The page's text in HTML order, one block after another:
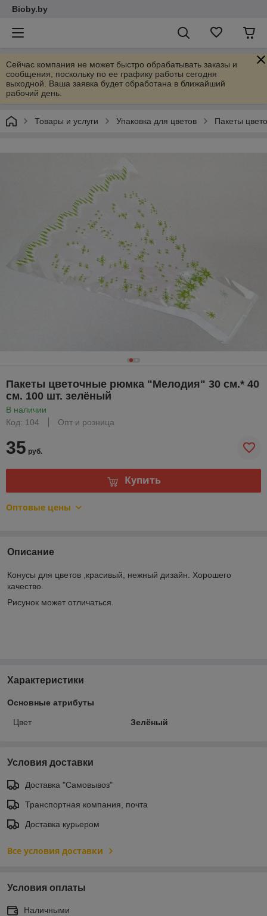
Bioby.by
Сейчас компания не может быстро обрабатывать заказы и
сообщения, поскольку по ее графику работы сегодня
выходной. Ваша заявка будет обработана в ближайший
рабочий день.
Товары и услуги Упаковка для цветов Пакеты
Пакеты цветочные рюмка "Мелодия" 30 см.* 40
см. 100 шт. зелёный
В наличии
Код: 104
Опт и розница
35 руб.
Купить
Оптовые цены
Описание
Конусы для цветов ,красивый, нежный дизайн. Хорошего
качество.
Рисунок может отличаться.
Характеристики
Основные атрибуты
Цвет Зелёный
Условия доставки
Доставка "Самовывоз"
Транспортная компания, почта
Доставка курьером
Все условия доставки
Условия оплаты
Наличными